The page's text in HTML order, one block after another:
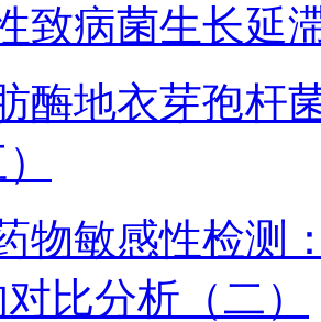
致病菌生长延
酶地衣芽孢杆
物敏感性检测
比分析（二）